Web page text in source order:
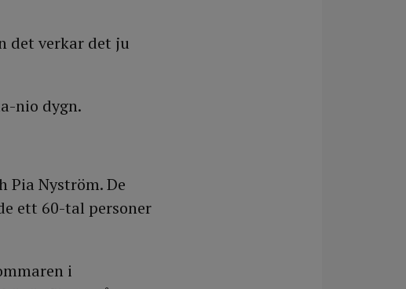
det verkar det ju
nio dygn.
Pia Nyström. De
ett 60-tal personer
i